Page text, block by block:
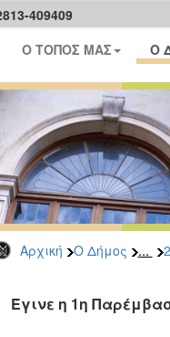
409409
Ο ΤΟΠΟΣ ΜΑΣ Ο
Αρχική Ο Δήμος ...
Έγινε η 1η